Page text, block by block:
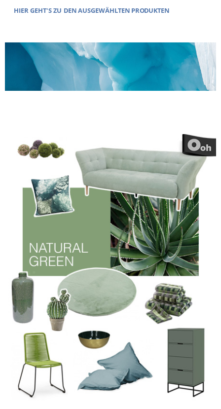
HIER GEHT'S ZU DENAUSGEWÄHLTEN PRODUKTEN